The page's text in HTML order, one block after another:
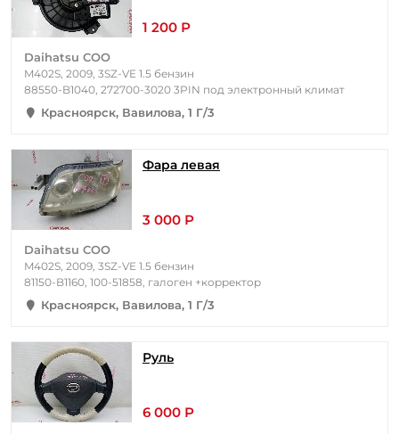
1 200 Р
Daihatsu COO
M402S, 2009, 3SZ-VE 1.5 бензин
88550-B1040, 272700-3020 3PIN под электронный климат
Красноярск, Вавилова, 1 Г/3
Фара левая
3 000 Р
Daihatsu COO
M402S, 2009, 3SZ-VE 1.5 бензин
81150-B1160, 100-51858, галоген +корректор
Красноярск, Вавилова, 1 Г/3
Руль
6 000 Р